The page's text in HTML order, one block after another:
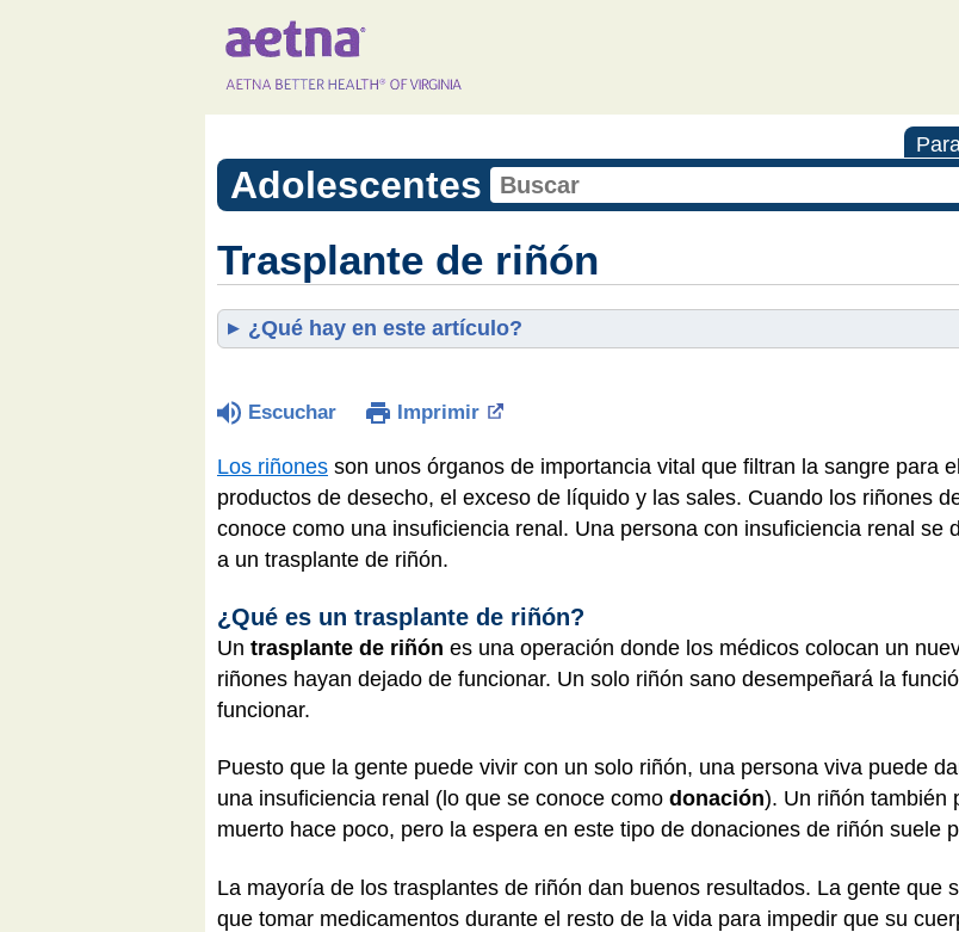
Adolescentes
Trasplante de riñón
¿Qué hay en este artículo?
Escuchar Imprimir
Los riñones son unos órganos de importancia vital que filtran la sangre para
productos de desecho, el exceso de líquido y las sales. Cuando los riñones
conoce como una insuficiencia renal. Una persona con insuficiencia renal se
a un trasplante de riñón.
¿Qué es un trasplante de riñón?
Un trasplante de riñón es una operación donde los médicos colocan un
riñones hayan dejado de funcionar. Un solo riñón sano desempeñará la
funcionar.
Puesto que la gente puede vivir con un solo riñón, una persona viva puede
una insuficiencia renal (lo que se conoce como donación). Un riñón también
muerto hace poco, pero la espera en este tipo de donaciones de riñón suele
La mayoría de los trasplantes de riñón dan buenos resultados. La gente que
que tomar medicamentos durante el resto de la vida para impedir que su